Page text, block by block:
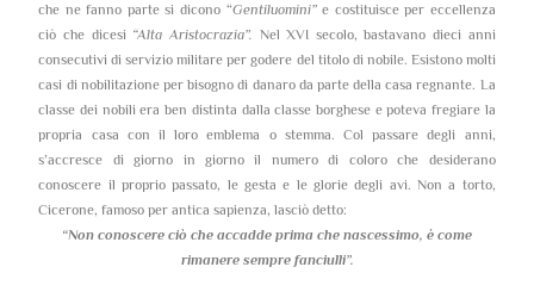
che ne fanno parte si dicono “Gentiluomini”e costituisce per eccellenza
ciò che dicesi “Alta Aristocrazia”. Nel XVI secolo, bastavano dieci anni
consecutivi di servizio militare per godere del titolo di nobile. Esistono molti
casi di nobilitazione per bisogno di danaro da parte della casa regnante. La
classe dei nobili era ben distinta dalla classe borghese e poteva fregiare la
propria casa con il loro emblema o stemma. Col passare degli anni,
s’accresce di giorno in giorno il numero di coloro che desiderano
conoscere il proprio passato, le gesta e le glorie degli avi. Non a torto,
Cicerone, famoso per antica sapienza, lasciò detto:
“Non conoscere ciò che accadde prima che nascessimo, è come
rimanere sempre fanciulli”.